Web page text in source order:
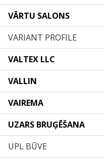
VĀRTU SALONS
VARIANT PROFILE
VALTEX LLC
VALLIN
VAIREMA
UZARS BRUĢĒŠANA
UPL BŪVE